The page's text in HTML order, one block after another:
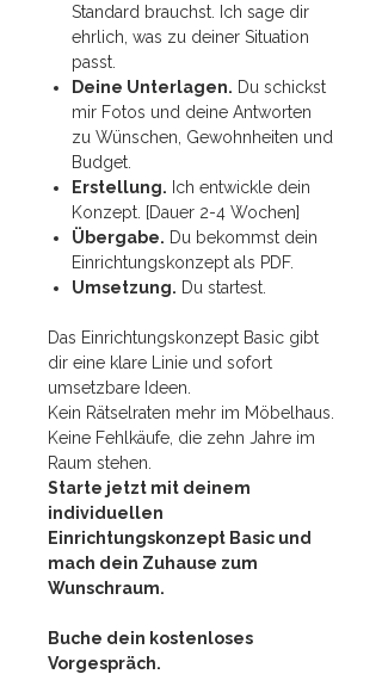
Standard brauchst. Ich sage dir
ehrlich, was zu deiner Situation
passt.
Deine Unterlagen. Du schickst
mir Fotos und deine Antworten
zu Wünschen, Gewohnheiten und
Budget.
Erstellung. Ich entwickle dein
Konzept. [Dauer 2-4 Wochen]
Übergabe. Du bekommst dein
Einrichtungskonzept als PDF.
Umsetzung. Du startest.
Das Einrichtungskonzept Basic gibt
dir eine klare Linie und sofort
umsetzbare Ideen.
Kein Rätselraten mehr im Möbelhaus.
Keine Fehlkäufe, die zehn Jahre im
Raum stehen.
Starte jetzt mit deinem
individuellen
Einrichtungskonzept Basic und
mach dein Zuhause zum
Wunschraum.
Buche dein kostenloses
Vorgespräch.